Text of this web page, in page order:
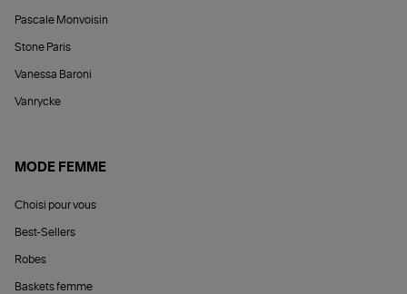
Pascale Monvoisin
Stone Paris
Vanessa Baroni
Vanrycke
MODE FEMME
Choisi pour vous
Best-Sellers
Robes
Baskets femme